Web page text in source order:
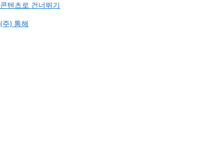
콘텐츠로 건너뛰기
(주) 통해